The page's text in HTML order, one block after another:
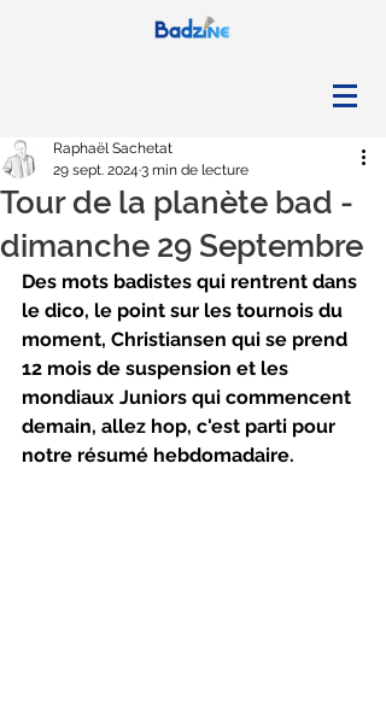
Tour de la planète bad -
dimanche 29 Septembre
Raphaël Sachetat
29 sept. 2024 3 min de lecture
Des mots badistes qui rentrent dans
le dico, le point sur les tournois du
moment, Christiansen qui se prend
12 mois de suspension et les
mondiaux Juniors qui commencent
demain, allez hop, c'est parti pour
notre résumé hebdomadaire.